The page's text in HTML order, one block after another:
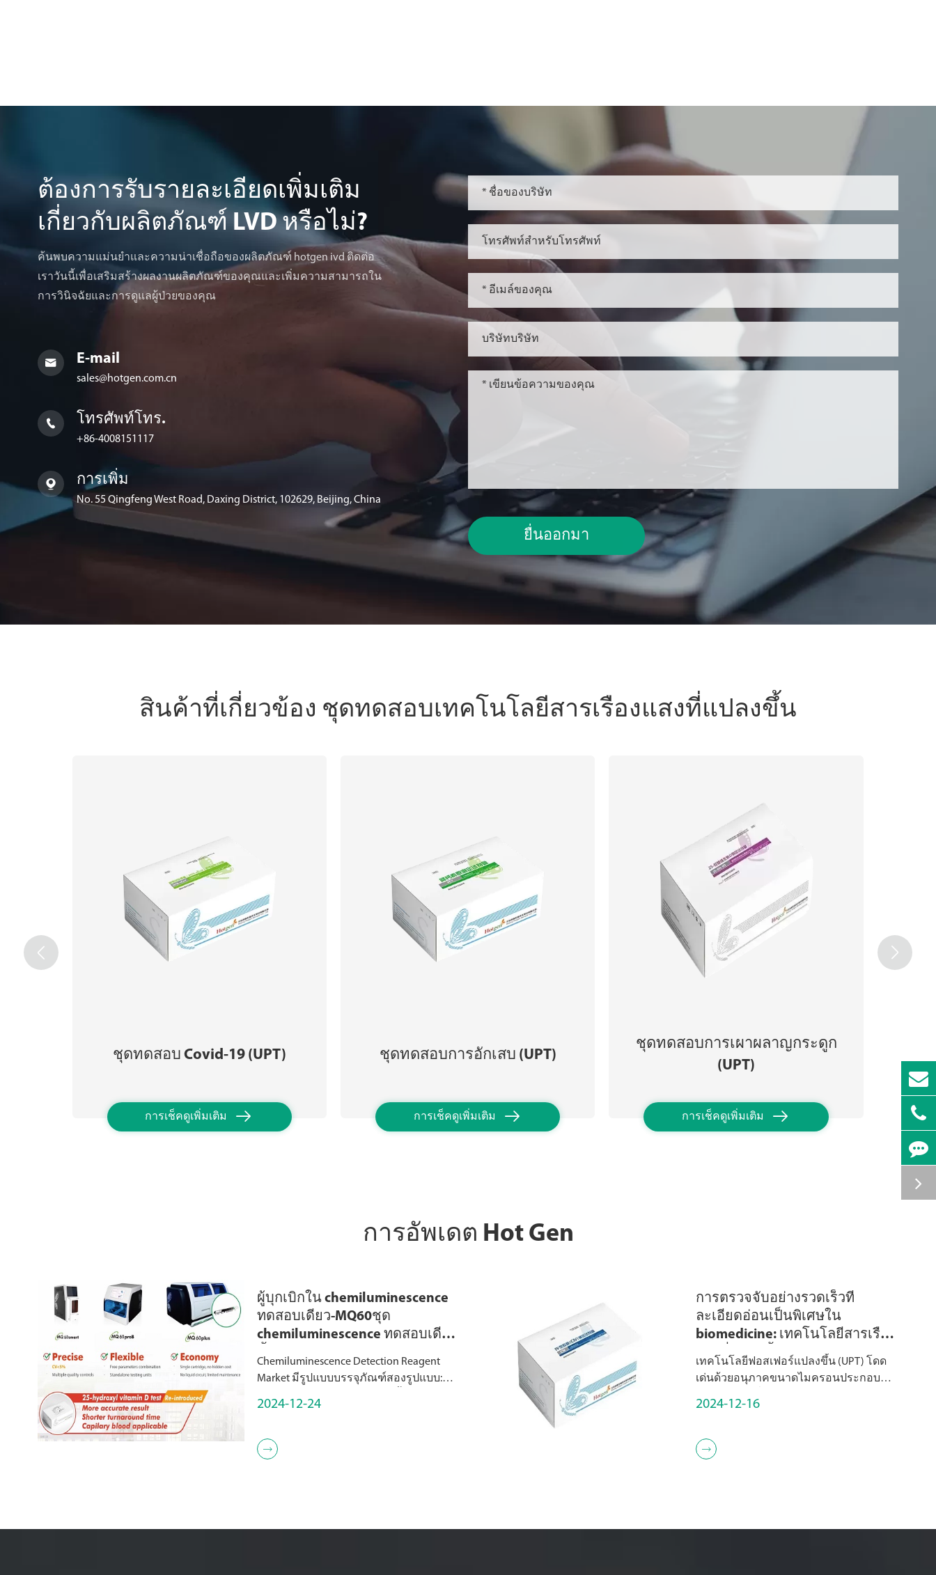
ต้องการรับรายละเอียดเพิ่มเติม
เกี่ยวกับผลิตภัณฑ์ LVD หรือไม่?
ค้นพบความแม่นยำและความน่าเชื่อถือของผลิตภัณฑ์ hotgen ivd ติดต่อ
เราวันนี้เพื่อเสริมสร้างผลงานผลิตภัณฑ์ของคุณและเพิ่มความสามารถใน
การวินิจฉัยและการดูแลผู้ป่วยของคุณ
 E-mail
sales@hotgen.com.cn
 โทรศัพท์โทร.
+86-4008151117
 การเพิ่ม
No. 55 Qingfeng West Road, Daxing District, 102629, Beijing, China
ยื่นออกมา
สินค้าที่เกี่ยวข้อง ชุดทดสอบเทคโนโลยีสารเรืองแสงที่แปลงขึ้น
ชุดทดสอบ Covid-19 (UPT)
การเช็คดูเพิ่มเติม 
ชุดทดสอบการอักเสบ (UPT)
การเช็คดูเพิ่มเติม 
ชุดทดสอบการเผาผลาญกระดูก
(UPT)
การเช็คดูเพิ่มเติม 
 
การอัพเดต Hot Gen
ผู้บุกเบิกใน chemiluminescence
ทดสอบเดียว-MQ60ชุด
chemiluminescence ทดสอบเดียว
น้ำยาตรวจจับ
Chemiluminescence Detection Reagent
Market มีรูปแบบบรรจุภัณฑ์สองรูปแบบ:
เหมาะสำหรับเครื่องมือขนาดเล็ก...
2024-12-24

การตรวจจับอย่างรวดเร็วที่
ละเอียดอ่อนเป็นพิเศษใน
biomedicine: เทคโนโลยีสารเรือง
แสงที่แปลงขึ้น (UPT)
เทคโนโลยีฟอสเฟอร์แปลงขึ้น (UPT) โดด
เด่นด้วยอนุภาคขนาดไมครอนประกอบ
2024-12-16
